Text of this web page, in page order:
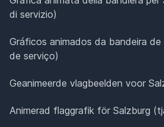
di servizio)
Gráficos animados da bandeira de
de serviço)
Geanimeerde vlagbeelden voor
Animerad flaggrafik för Salzburg